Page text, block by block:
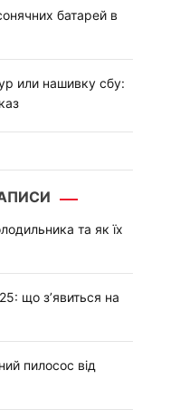
батарей в
или нашивку сбу:
та як їх
що з’явиться на
пилосос від